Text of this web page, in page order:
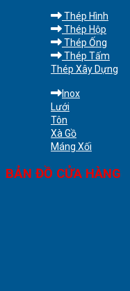
Thép Hình
Thép Hộp
Thép Ống
Thép Tấm
Thép Xây Dựng
Inox
Lưới
Tôn
Xà Gồ
Máng Xối
BẢN ĐỒ CỬA HÀNG